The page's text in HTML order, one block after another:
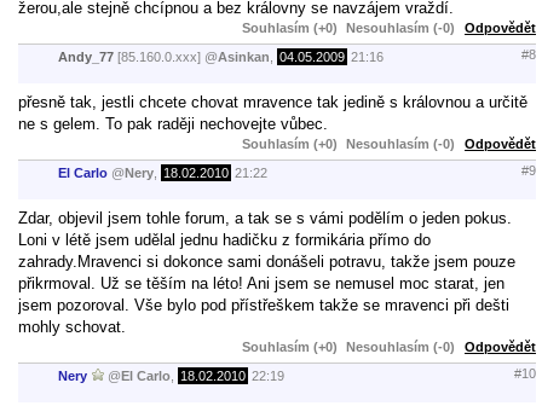
žerou,ale stejně chcípnou a bez královny se navzájem vraždí.
Souhlasím (+0) Nesouhlasím (-0) Odpovědět
Andy_77 [85.160.0.xxx] @Asinkan 04.05.2009 21:16 #8
přesně tak, jestli chcete chovat mravence tak jedině s královnou a určitě
ne s gelem. To pak raději nechovejte vůbec.
Souhlasím (+0) Nesouhlasím (-0) Odpovědět
El Carlo @Nery 18.02.2010 21:22 #9
Zdar, objevil jsem tohle forum, a tak se s vámi podělím o jeden pokus.
Loni v létě jsem udělal jednu hadičku z formikária přímo do
zahrady.Mravenci si dokonce sami donášeli potravu, takže jsem pouze
přikrmoval. Už se těším na léto! Ani jsem se nemusel moc starat, jen
jsem pozoroval. Vše bylo pod přístřeškem takže se mravenci při dešti
mohly schovat.
Souhlasím (+0) Nesouhlasím (-0) Odpovědět
Nery @El Carlo 18.02.2010 22:19 #10